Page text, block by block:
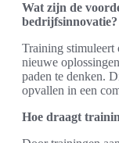
Wat zijn de
bedrijfsinnovatie?
Training stimuleert
nieuwe
paden te denken.
opvallen in een
Hoe draagt